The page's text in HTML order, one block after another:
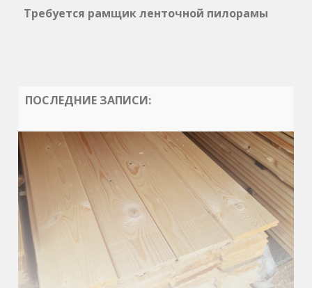
Требуется рамщик ленточной пилорамы
ПОСЛЕДНИЕ ЗАПИСИ: